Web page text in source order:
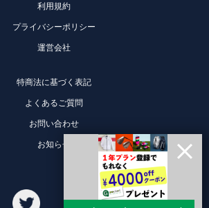
利用規約
プライバシーポリシー
運営会社
特商法に基づく表記
よくあるご質問
お問い合わせ
お知らせ